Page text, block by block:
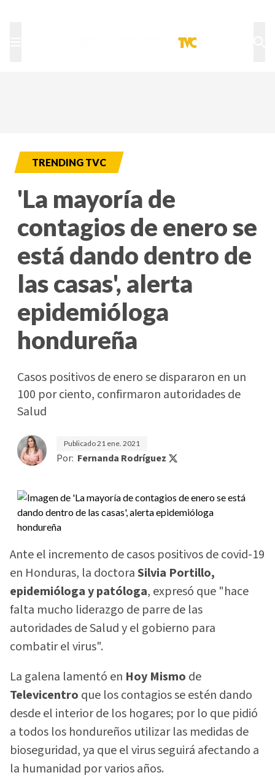
TRENDING TVC
'La mayoría de
contagios de enero se
está dando dentro de
las casas', alerta
epidemióloga
hondureña
Casos positivos de enero se dispararon en un
100 por ciento, confirmaron autoridades de
Salud
Publicado21 ene. 2021
Por: Fernanda Rodríguez
Ante el incremento de casos positivos de covid-19
en Honduras, la doctoraSilvia Portillo,
epidemióloga y patóloga, expresó que "hace
falta mucho liderazgo de parre de las
autoridades de Salud y el gobierno para
combatir el virus".
La galena lamentó en Hoy Mismo de
Televicentro que los contagios se estén dando
desde el interior de los hogares; por lo que pidió
a todos los hondureños utilizar las medidas de
bioseguridad, ya que el virus seguirá afectando a
la humanidad por varios años.